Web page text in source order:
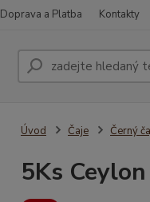
Doprava a Platba Kontakty
Úvod Čaje Černý
5Ks